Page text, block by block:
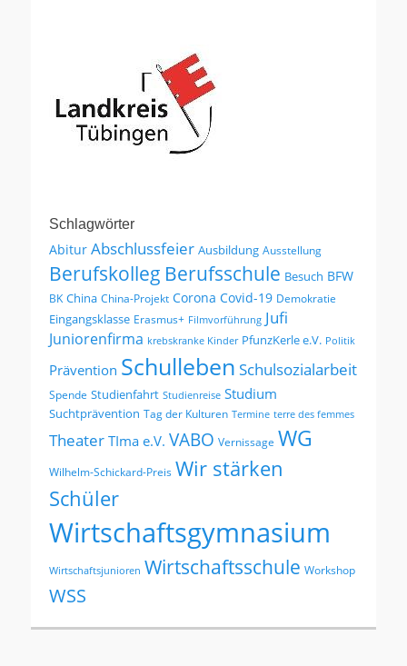
Schlagwörter
Abitur Abschlussfeier Ausbildung Ausstellung
Berufskolleg Berufsschule Besuch BFW
BK China China-Projekt Corona Covid-19 Demokratie
Eingangsklasse Erasmus+ Filmvorführung Jufi
Juniorenfirma krebskranke Kinder PfunzKerle e.V. Politik
Prävention Schulleben Schulsozialarbeit
Spende Studienfahrt Studienreise Studium
Suchtprävention Tag der Kulturen Termine terre des femmes
Theater TIma e.V. VABO Vernissage WG
Wilhelm-Schickard-Preis Wir stärken
Schüler
Wirtschaftsgymnasium
Wirtschaftsjunioren Wirtschaftsschule Workshop
WSS